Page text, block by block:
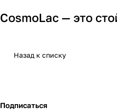
CosmoLac — это
Назад к списку
Подписаться